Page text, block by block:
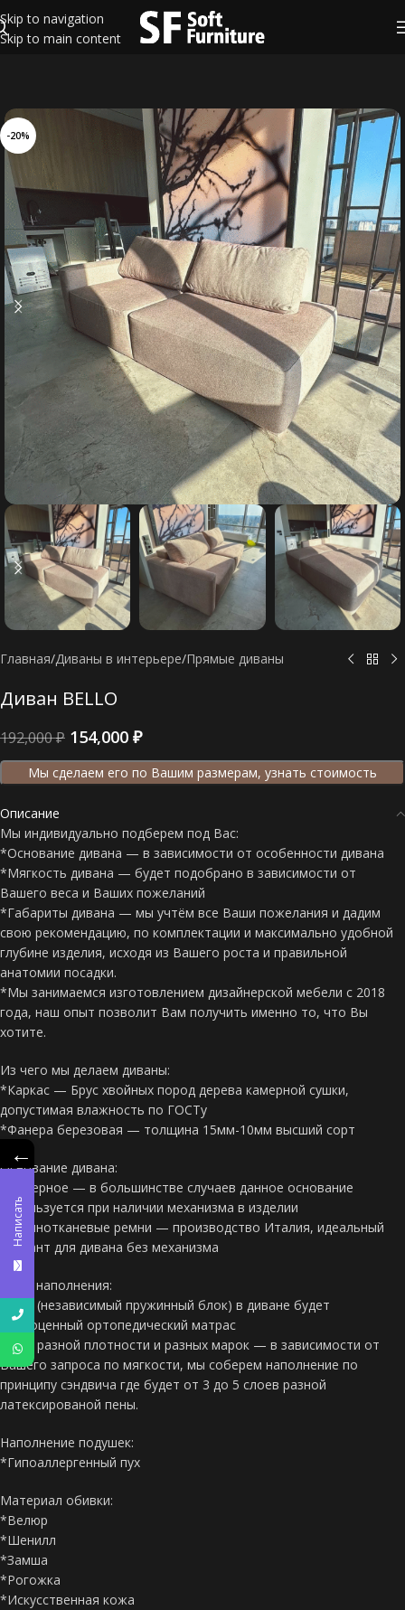
Skip to navigation
Skip to main content
-20%
Главная/Диваны в интерьере/Прямые диваны
Диван BELLO
192,000₽ 154,000 ₽
Мы сделаем его по Вашим размерам, узнать стоимость
Описание
Мы индивидуально подберем под Вас:
*Основание дивана — в зависимости от особенности дивана
*Мягкость дивана — будет подобрано в зависимости от
Вашего веса и Ваших пожеланий
*Габариты дивана — мы учтём все Ваши пожелания и дадим
свою рекомендацию, по комплектации и максимально удобной
глубине изделия, исходя из Вашего роста и правильной
анатомии посадки.
*Мы занимаемся изготовлением дизайнерской мебели с 2018
года, наш опыт позволит Вам получить именно то, что Вы
хотите.
Из чего мы делаем диваны:
*Каркас — Брус хвойных пород дерева камерной сушки,
допустимая влажность по ГОСТу
*Фанера березовая — толщина 15мм-10мм высший сорт
Основание дивана:
*Фанерное — в большинстве случаев данное основание
используется при наличии механизма в изделии
*Резинотканевые ремни — производство Италия, идеальный
вариант для дивана без механизма
Виды наполнения:
*НПБ (независимый пружинный блок) в диване будет
полноценный ортопедический матрас
*ППУ разной плотности и разных марок — в зависимости от
Вашего запроса по мягкости, мы соберем наполнение по
принципу сэндвича где будет от 3 до 5 слоев разной
латексированой пены.
Наполнение подушек:
*Гипоаллергенный пух
Материал обивки:
*Велюр
*Шенилл
*Замша
*Рогожка
*Искусственная кожа
←
Написать